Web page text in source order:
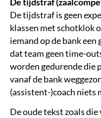
De tijdstraf
De tijdstraf is geen
klassen met schotklok
iemand op de bank een
dat team geen time-
worden gedurende die
vanaf de bank
(assistent-)coach niets
De oude tekst zoals